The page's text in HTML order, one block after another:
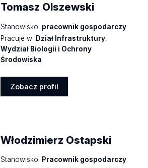
Tomasz Olszewski
Stanowisko: pracownik gospodarczy
Pracuje w: Dział Infrastruktury,
Wydział Biologii i Ochrony
Środowiska
Zobacz profil
Włodzimierz Ostapski
Stanowisko: Pracownik gospodarczy